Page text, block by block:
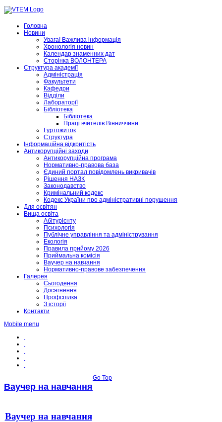
Головна
Новини
Увага! Важлива інформація
Хронологія новин
Календар знаменних дат
Сторінка ВОЛОНТЕРА
Структура академії
Адміністрація
Факультети
Кафедри
Відділи
Лабораторії
Бібліотека
Бібліотека
Праці вчителів Вінниччини
Гуртожиток
Структура
Інформаційна відкритість
Антикорупційні заходи
Антикорупційна програма
Нормативно-правова база
Єдиний портал повідомлень викривачів
Рішення НАЗК
Законодавство
Кримінальний кодекс
Кодекс України про адміністративні порушення
Для освітян
Вища освіта
Абітурієнту
Психологія
Публічне управління та адміністрування
Екологія
Правила прийому 2026
Приймальна комісія
Ваучер на навчання
Нормативно-правове забезпечення
Галерея
Сьогодення
Досягнення
Профспілка
З історії
Контакти
Mobile menu
Ваучер на навчання
Ваучер на навчання
Go Top